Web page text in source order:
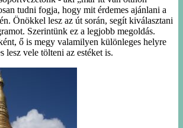
tudni fogja, hogy mit érdemes ajánlani a
Önökkel lesz az út során, segít kiválasztani
Szerintünk ez a legjobb megoldás.
ő is megy valamilyen különleges helyre
lesz vele tölteni az estéket is.